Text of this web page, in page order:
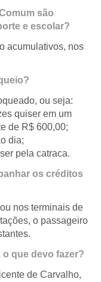
são
e escolar?
acumulativos, nos
ou seja:
quiser em um
de R$ 600,00;
dia;
pela catraca.
os créditos
nos terminais de
o passageiro
que devo fazer?
de Carvalho,